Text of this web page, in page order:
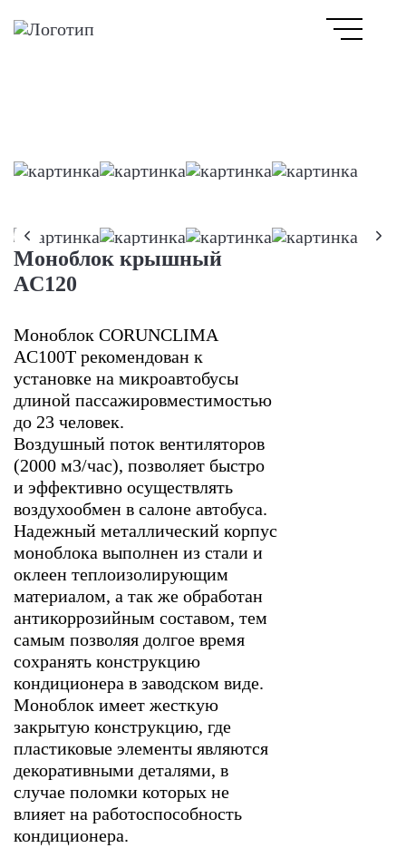
Моноблок крышный
AC120
Моноблок CORUNCLIMA
AC100T рекомендован к
установке на микроавтобусы
длиной пассажировместимостью
до 23 человек.
Воздушный поток вентиляторов
(2000 м3/час), позволяет быстро
и эффективно осуществлять
воздухообмен в салоне автобуса.
Надежный металлический корпус
моноблока выполнен из стали и
оклеен теплоизолирующим
материалом, а так же обработан
антикоррозийным составом, тем
самым позволяя долгое время
сохранять конструкцию
кондиционера в заводском виде.
Моноблок имеет жесткую
закрытую конструкцию, где
пластиковые элементы являются
декоративными деталями, в
случае поломки которых не
влияет на работоспособность
кондиционера.